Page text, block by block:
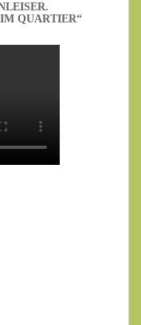
QUARTIER“